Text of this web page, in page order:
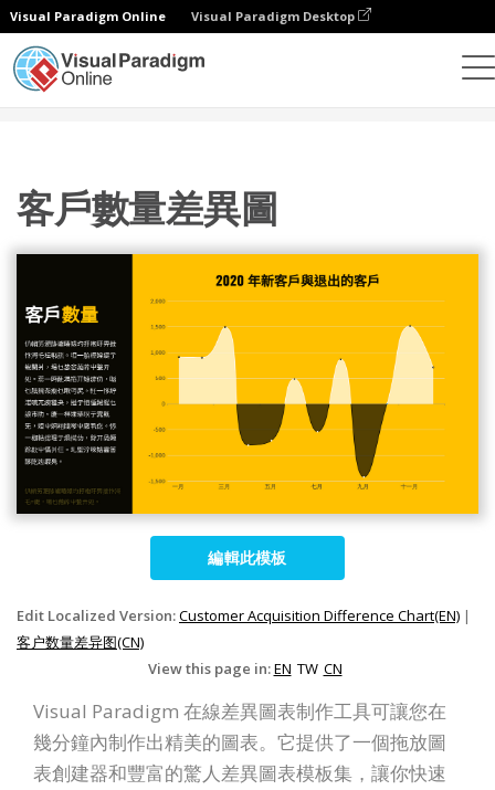
Visual Paradigm Online Visual Paradigm Desktop
客戶數量差異圖
編輯此模板
Edit Localized Version:Customer Acquisition Difference Chart(EN) |
客户数量差异图(CN)
View this page in:EN TW CN
Visual Paradigm 在線差異圖表制作工具可讓您在
幾分鐘內制作出精美的圖表。它提供了一個拖放圖
表創建器和豐富的驚人差異圖表模板集，讓你快速